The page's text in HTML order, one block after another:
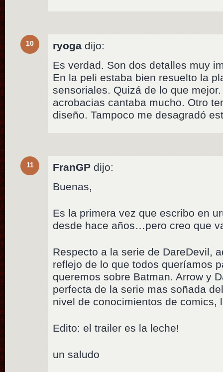
10 ryoga dijo:
Es verdad. Son dos detalles muy
En la peli estaba bien resuelto la
sensoriales. Quizá de lo que
acrobacias cantaba mucho. Otro
diseño. Tampoco me desagradó
11 FranGP dijo:
Buenas,
Es la primera vez que escribo en
desde hace años…pero creo que
Respecto a la serie de DareDevil,
reflejo de lo que todos queríamos
queremos sobre Batman. Arrow y
perfecta de la serie mas soñada
nivel de conocimientos de
Edito: el trailer es la leche!
un saludo